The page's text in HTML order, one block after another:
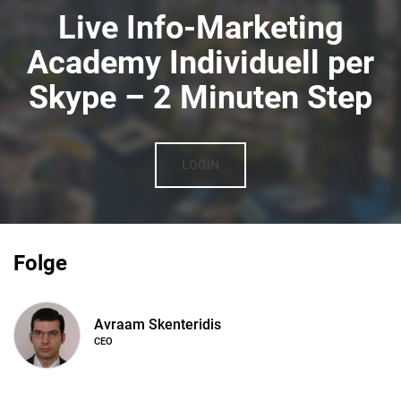
Live Info-Marketing
Academy Individuell per
Skype – 2 Minuten Step
LOGIN
Folge
Avraam Skenteridis
CEO